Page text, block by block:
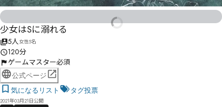
少女はSに溺れる
5人女性5名
120分
ゲームマスター必須
公式ページ
気になるリスト
タグ投票
2021年03月21日公開